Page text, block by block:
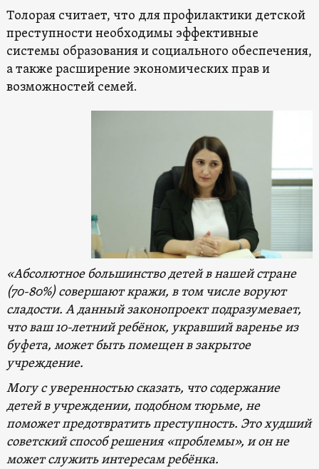
Толорая считает, что для профилактики детской
преступности необходимы эффективные
системы образования и социального обеспечения,
а также расширение экономических прав и
возможностей семей.
«Абсолютное большинство детей в нашей стране
(70-80%) совершают кражи, в том числе воруют
сладости. А данный законопроект подразумевает,
что ваш 10-летний ребёнок, укравший варенье из
буфета, может быть помещен в закрытое
учреждение.
Могу с уверенностью сказать, что содержание
детей в учреждении, подобном тюрьме, не
поможет предотвратить преступность. Это худший
советский способ решения «проблемы», и он не
может служить интересам ребёнка.